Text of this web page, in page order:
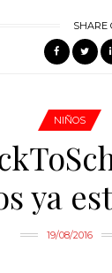
SHARE
NIÑOS
ya
19/08/2016